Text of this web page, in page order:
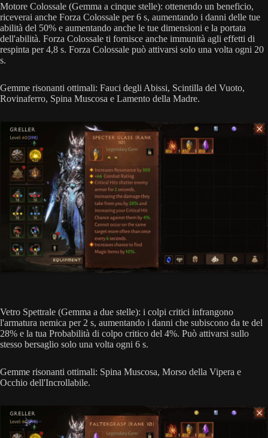
Motore Colossale (Gemma a cinque stelle): ottenendo un beneficio,
riceverai anche Forza Colossale per 6 s, aumentando i danni delle tue
abilità del 50% e aumentando anche le tue dimensioni e la portata
dell'abilità. Forza Colossale ti fornisce anche immunità agli effetti di
respinta per 4,8 s. Forza Colossale può attivarsi solo una volta ogni 20
s.
Gemme risonanti ottimali: Fauci degli Abissi, Scintilla del Vuoto,
Rovinaferro, Spina Muscosa e Lamento della Madre.
Vetro Spettrale (Gemma a due stelle): i colpi critici infrangono
l'armatura nemica per 2 s, aumentando i danni che subiscono da te del
28% e la tua Probabilità di colpo critico del 4%. Può attivarsi sullo
stesso bersaglio solo una volta ogni 6 s.
Gemme risonanti ottimali: Spina Muscosa, Morso della Vipera e
Occhio dell'Incrollabile.